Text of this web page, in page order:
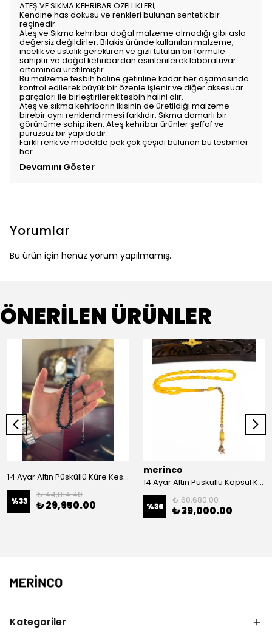
ATEŞ VE SIKMA KEHRİBAR ÖZELLİKLERİ;
Kendine has dokusu ve renkleri bulunan sentetik bir
reçinedir.
Ateş ve Sıkma kehribar doğal malzeme olmadığı gibi asla
değersiz değildirler. Bilakis üründe kullanılan malzeme,
incelik ve ustalık gerektiren ve gizli tutulan bir formüle
sahiptir ve doğal kehribardan esinlenilerek laboratuvar
ortamında üretilmiştir.
Bu malzeme tesbih haline getiriline kadar her aşamasında
kontrol edilerek büyük bir özenle işlenir ve diğer aksesuar
parçaları ile birleştirilerek tesbih halini alır.
Ateş ve sıkma kehribarın ikisinin de üretildiği malzeme
birebir aynı renklendirmesi farklıdır, Sıkma damarlı bir
görünüme sahip iken, Ateş kehribar ürünler şeffaf ve
pürüzsüz bir yapıdadır.
Farklı renk ve modelde pek çok çeşidi bulunan bu tesbihler
her
Devamını Göster
Yorumlar
Bu ürün için henüz yorum yapılmamış.
ÖNERİLEN ÜRÜNLER
14 Ayar Altın Püsküllü Küre Kesim Erzurum Oltu Taşı Tesbih
%33
₺ 44,814.40
₺ 29,950.00
merinco
14 Ayar Altın Püsküllü Kapsül Kesim Damla Kehribar Tesbih
%36
₺ 60,680.00
₺ 39,000.00
Kategoriler